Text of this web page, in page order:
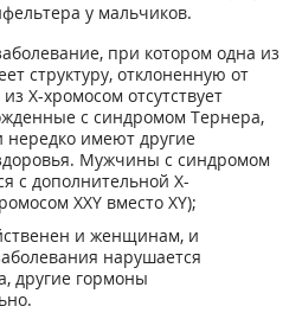
у мальчиков.
при котором одна из
структуру, отклоненную от
Х-хромосом отсутствует
с синдромом Тернера,
нередко имеют другие
Мужчины с синдромом
с дополнительной Х-
XXY вместо XY);
и женщинам, и
нарушается
другие гормоны